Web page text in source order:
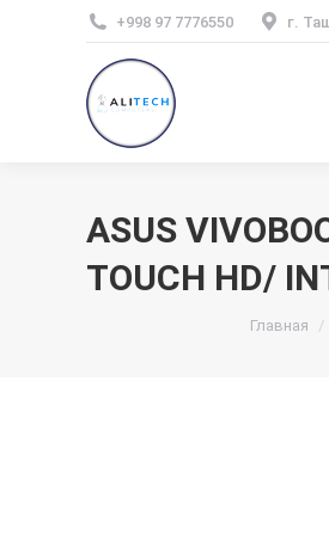
+998 97 7776550 г.
ASUS
TOUCH HD/
Вы здесь:
Главная